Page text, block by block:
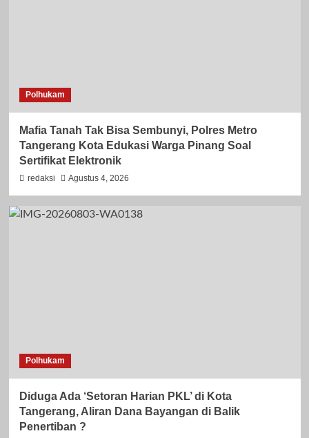
Polhukam
Mafia Tanah Tak Bisa Sembunyi, Polres Metro
Tangerang Kota Edukasi Warga Pinang Soal
Sertifikat Elektronik
redaksi Agustus 4, 2026
Polhukam
Diduga Ada ‘Setoran Harian PKL’ di Kota
Tangerang, Aliran Dana Bayangan di Balik
Penertiban ?